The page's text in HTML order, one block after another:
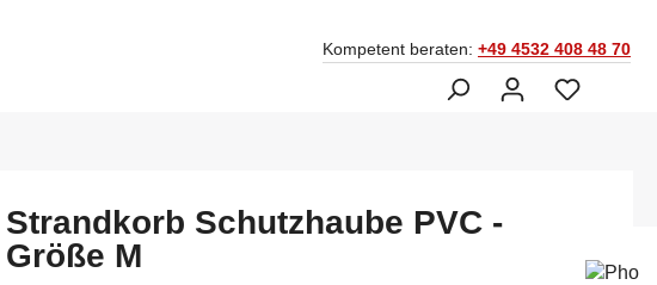
Kompetent beraten: +49 4532 408 48 70
Strandkorb Schutzhaube PVC -
Größe M